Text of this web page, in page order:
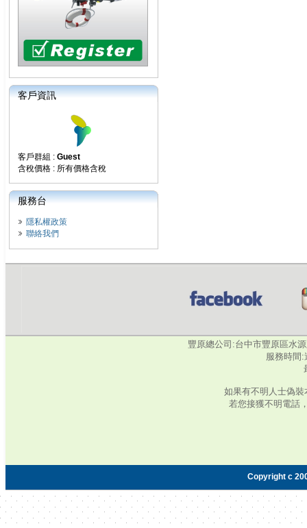
客戶資訊
客戶群組 : Guest
含稅價格 : 所有價格含稅
服務台
隱私權政策
聯絡我們
豐原總公司:台中市豐原區水
服務時間:
如果有不明人士偽
若您接獲不明電話
Copyright c